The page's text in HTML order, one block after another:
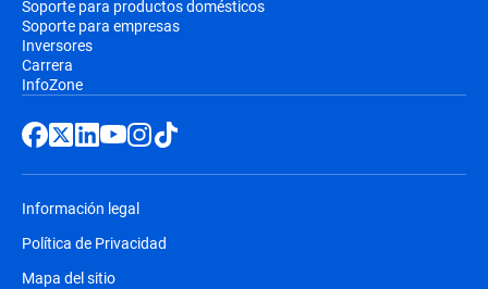
Soporte para productos domésticos
Soporte para empresas
Inversores
Carrera
InfoZone
Información legal
Política de Privacidad
Mapa del sitio